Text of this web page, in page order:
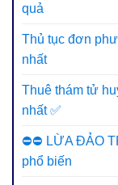
quả
Thủ tục đơn
nhất
Thuê thám tử
nhất ✅
⛔⛔ LỪA ĐẢO
phổ biến